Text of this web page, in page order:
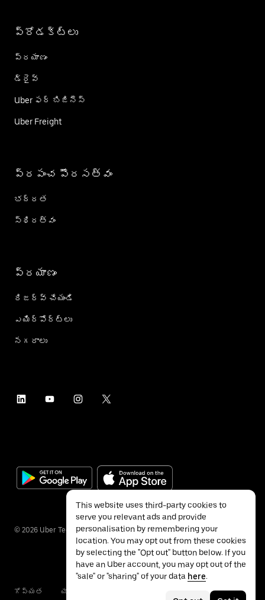
ప్రోడక్ట్؜లు
ప్రయాణం
డ్రైవ్
Uber ఫర్ బిజినెస్
Uber Freight
ప్రపంచ పౌరసత్వం
భద్రత
స్థిరత్వం
ప్రయాణం
రిజర్వ్ చేయండి
ఎయిర్؜పోర్ట్؜లు
నగరాలు
© 2026 Uber Technologies Inc.
గోప్యత యాక్సెసబిలిటీ
This website uses third-party cookies to
serve you relevant ads and provide
personalisation by remembering your
location. You may opt out from these cookies
by selecting the "Opt out" button below. If you
have an Uber account, you may opt out of the
"sale" or "sharing" of your data here.